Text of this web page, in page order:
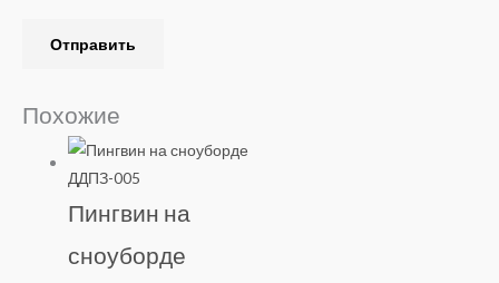
Похожие
Пингвин на
сноуборде